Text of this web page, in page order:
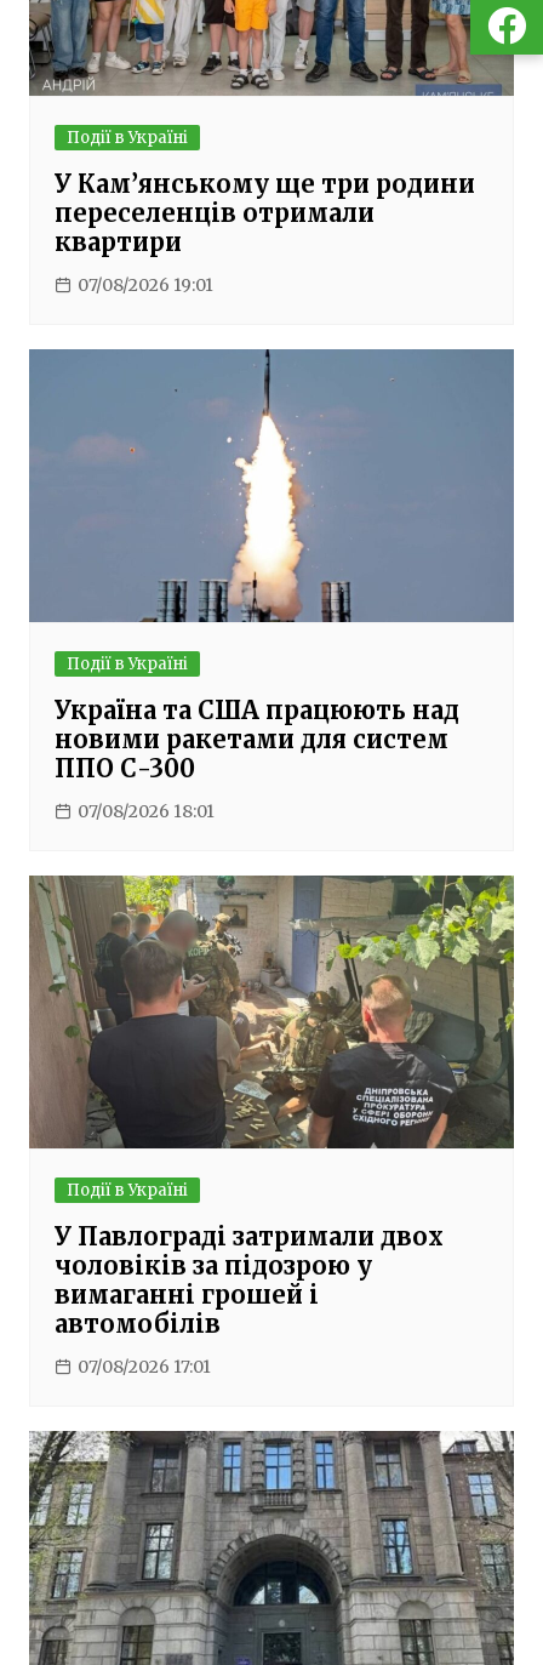
Події в Україні
У Кам’янському ще три родини
переселенців отримали
квартири
07/08/2026 19:01
Події в Україні
Україна та США працюють над
новими ракетами для систем
ППО С-300
07/08/2026 18:01
Події в Україні
У Павлограді затримали двох
чоловіків за підозрою у
вимаганні грошей і
автомобілів
07/08/2026 17:01